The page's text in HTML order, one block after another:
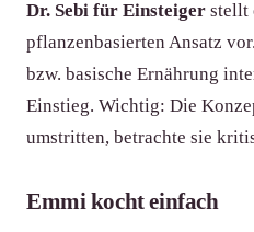
Dr. Sebi für Einsteiger stellt
pflanzenbasierten Ansatz
bzw. basische Ernährung
Einstieg. Wichtig: Die
umstritten, betrachte sie
Emmi kocht einfach